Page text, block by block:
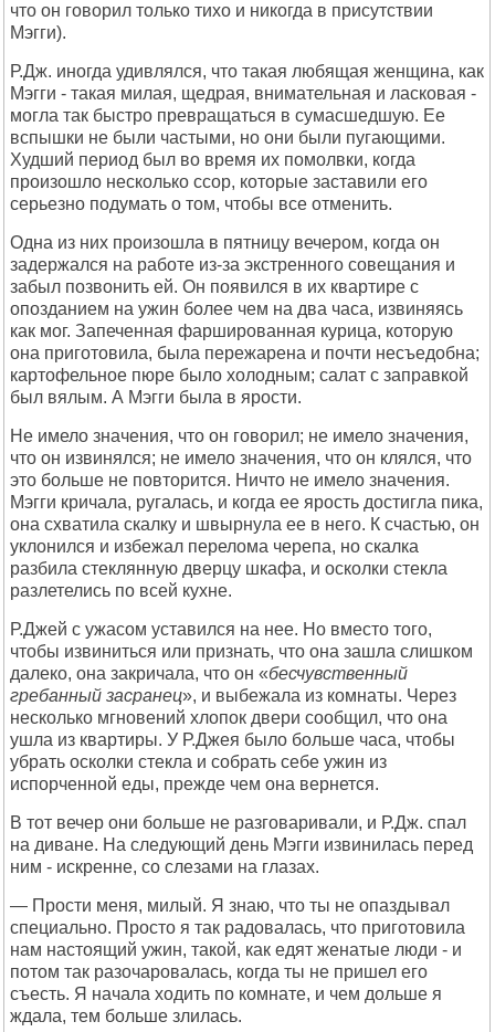
что он говорил только тихо и никогда в присутствии
Мэгги).
Р.Дж. иногда удивлялся, что такая любящая женщина, как
Мэгги - такая милая, щедрая, внимательная и ласковая -
могла так быстро превращаться в сумасшедшую. Ее
вспышки не были частыми, но они были пугающими.
Худший период был во время их помолвки, когда
произошло несколько ссор, которые заставили его
серьезно подумать о том, чтобы все отменить.
Одна из них произошла в пятницу вечером, когда он
задержался на работе из-за экстренного совещания и
забыл позвонить ей. Он появился в их квартире с
опозданием на ужин более чем на два часа, извиняясь
как мог. Запеченная фаршированная курица, которую
она приготовила, была пережарена и почти несъедобна;
картофельное пюре было холодным; салат с заправкой
был вялым. А Мэгги была в ярости.
Не имело значения, что он говорил; не имело значения,
что он извинялся; не имело значения, что он клялся, что
это больше не повторится. Ничто не имело значения.
Мэгги кричала, ругалась, и когда ее ярость достигла пика,
она схватила скалку и швырнула ее в него. К счастью, он
уклонился и избежал перелома черепа, но скалка
разбила стеклянную дверцу шкафа, и осколки стекла
разлетелись по всей кухне.
Р.Джей с ужасом уставился на нее. Но вместо того,
чтобы извиниться или признать, что она зашла слишком
далеко, она закричала, что он «бесчувственный
гребанный засранец», и выбежала из комнаты. Через
несколько мгновений хлопок двери сообщил, что она
ушла из квартиры. У Р.Джея было больше часа, чтобы
убрать осколки стекла и собрать себе ужин из
испорченной еды, прежде чем она вернется.
В тот вечер они больше не разговаривали, и Р.Дж. спал
на диване. На следующий день Мэгги извинилась перед
ним - искренне, со слезами на глазах.
— Прости меня, милый. Я знаю, что ты не опаздывал
специально. Просто я так радовалась, что приготовила
нам настоящий ужин, такой, как едят женатые люди - и
потом так разочаровалась, когда ты не пришел его
съесть. Я начала ходить по комнате, и чем дольше я
ждала, тем больше злилась.